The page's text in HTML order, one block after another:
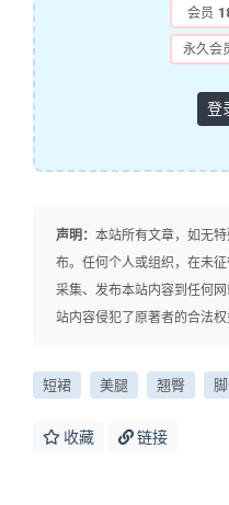
会员
永久会
登
声明： 本站所有文章，如无
布。任何个人或组织，在未
采集、发布本站内容到任何
站内容侵犯了原著者的合法权
短裙 美腿 翘臀
收藏 链接